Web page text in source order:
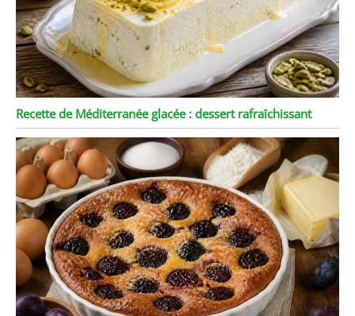
Recette de Méditerranée glacée : dessert rafraîchissant